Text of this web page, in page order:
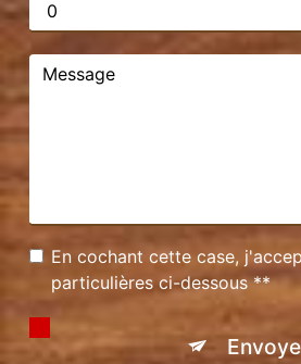
En cochant cette case,
particulières ci-dessous **